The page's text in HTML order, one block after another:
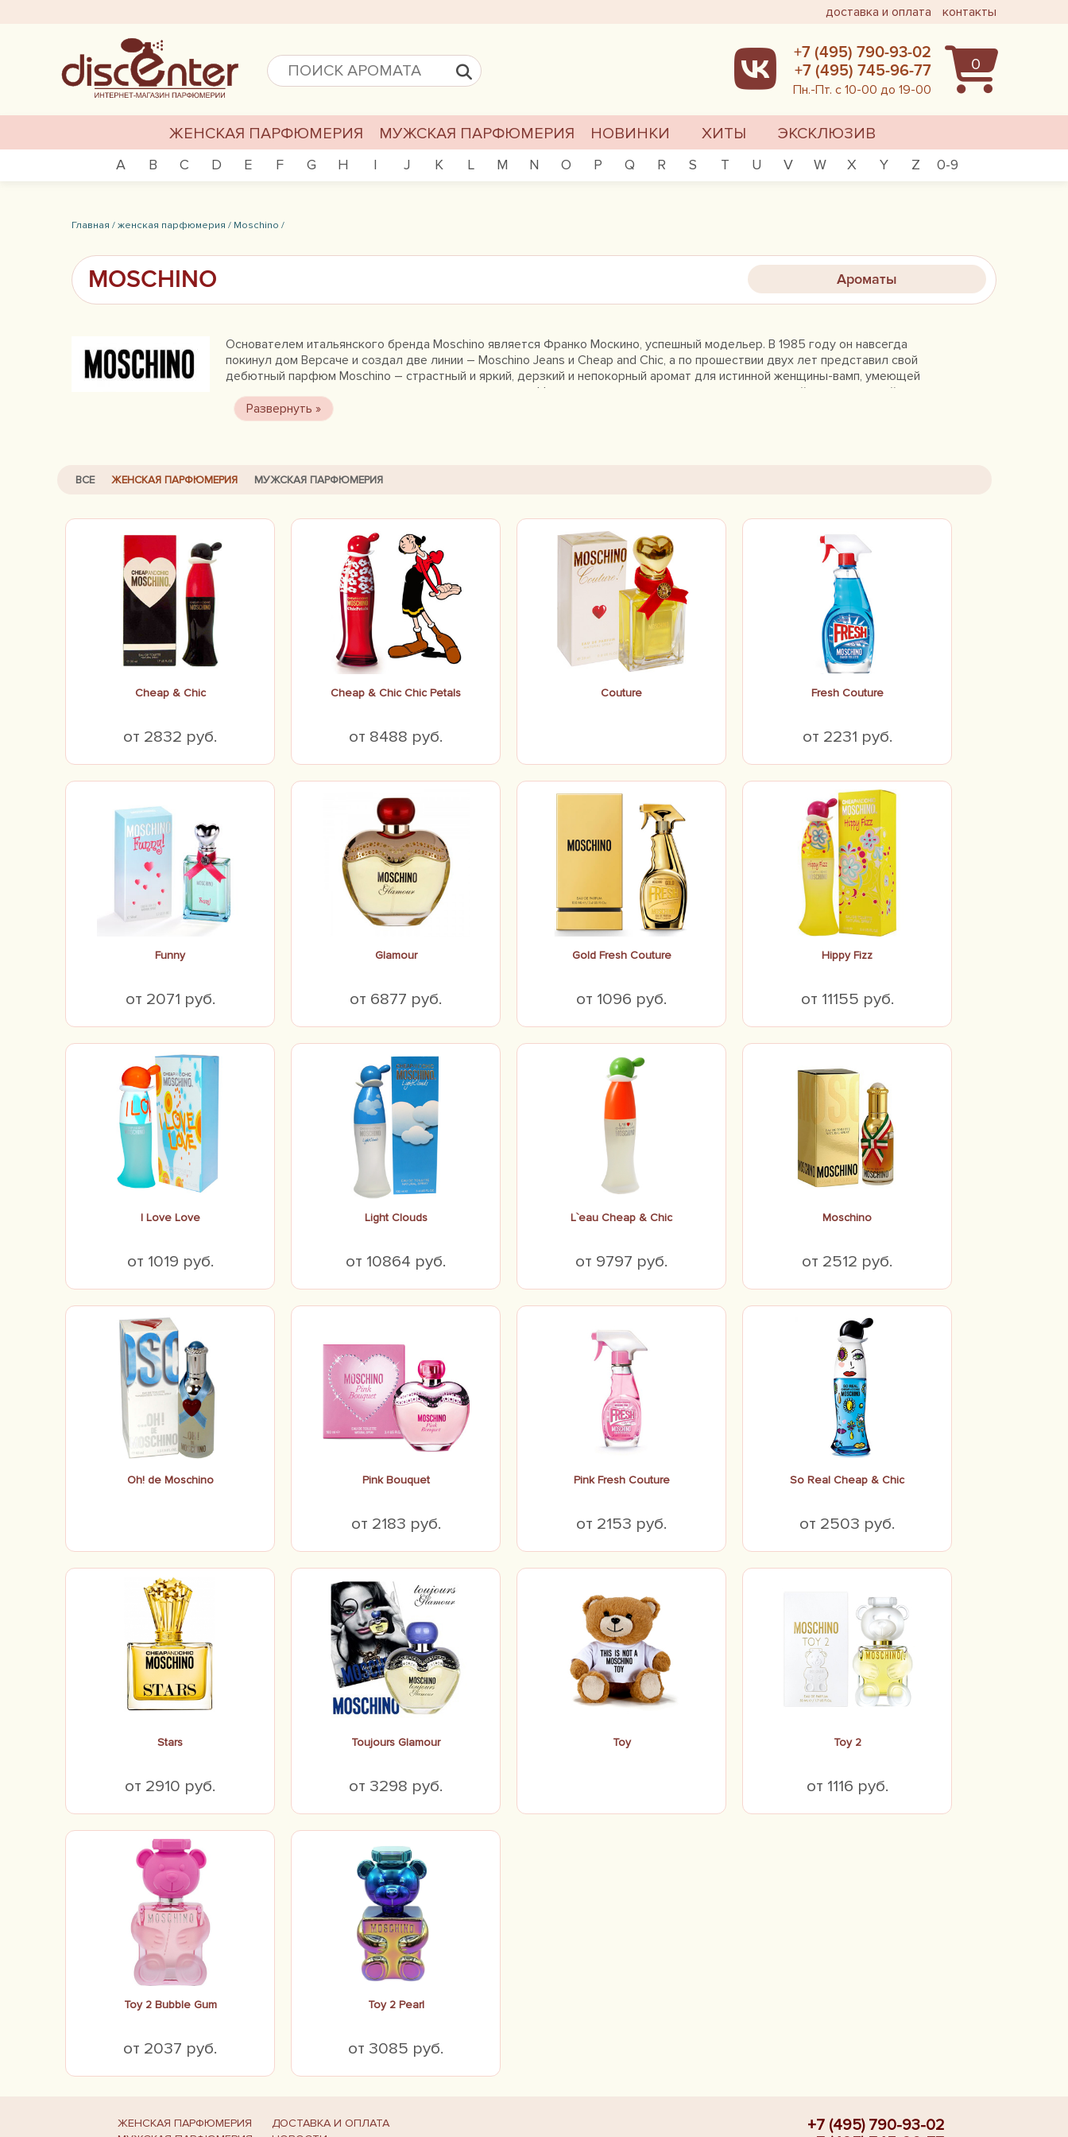
доставка и оплата контакты
0
+7 (495) 790-93-02
+7 (495) 745-96-77
Пн.-Пт. с 10-00 до 19-00
ЖЕНСКАЯ ПАРФЮМЕРИЯ МУЖСКАЯ ПАРФЮМЕРИЯ НОВИНКИ ХИТЫ ЭКСКЛЮЗИВ
A B C D E F G H I J K L M N O P Q R S T U V W X Y Z 0-9
Главная /женская парфюмерия / Moschino /
MOSCHINO Ароматы
Основателем итальянского бренда Moschino является Франко Москино, успешный модельер. В 1985 году он навсегда
покинул дом Версаче и создал две линии – Moschino Jeans и Cheap and Chic, а по прошествии двух лет представил свой
дебютный парфюм Moschino – страстный и яркий, дерзкий и непокорный аромат для истинной женщины-вамп, умеющей
перевоплощаться в хрупкую и романтичную девушку. Не менее интересным оказался и выпущенный после мужской
парфюм Pour Homme, обладающий замечательной стойкостью. В начале 1990 годов одежда, аксессуары и ароматы
Moschino были признаны эталоном модной промышленности, так как все изготовлялось из экологически чистых
Коллекции Moschino и сейчас удивляют общественность, подкупая своей оригинальностью. Парфюмы Toujours Glamour и
Moschino Forever вошли в двадцатку популярнейших ароматов 2012 года.
ВСЕ ЖЕНСКАЯ ПАРФЮМЕРИЯ МУЖСКАЯ ПАРФЮМЕРИЯ
Cheap & Chic
от 2832 руб.
Cheap & Chic Chic Petals
от 8488 руб.
Couture Fresh Couture
от 2231 руб.
Funny
от 2071 руб.
Glamour
от 6877 руб.
Gold Fresh Couture
от 1096 руб.
Hippy Fizz
от 11155 руб.
I Love Love
от 1019 руб.
Light Clouds
от 10864 руб.
L`eau Cheap & Chic
от 9797 руб.
Moschino
от 2512 руб.
Oh! de Moschino Pink Bouquet
от 2183 руб.
Pink Fresh Couture
от 2153 руб.
So Real Cheap & Chic
от 2503 руб.
Stars
от 2910 руб.
Toujours Glamour
от 3298 руб.
Toy Toy 2
от 1116 руб.
Toy 2 Bubble Gum
от 2037 руб.
Toy 2 Pearl
от 3085 руб.
ЖЕНСКАЯ ПАРФЮМЕРИЯ
ДОСТАВКА И ОПЛАТА
+7 (495) 790-93-02